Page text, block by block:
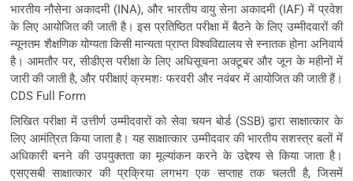
भारतीय नौसेना अकादमी (INA), और भारतीय वायु सेना अकादमी (IAF) में प्रवेश
के लिए आयोजित की जाती है। इस प्रतिष्ठित परीक्षा में बैठने के लिए उम्मीदवारों की
न्यूनतम शैक्षणिक योग्यता किसी मान्यता प्राप्त विश्वविद्यालय से स्नातक होना अनिवार्य
है। आमतौर पर, सीडीएस परीक्षा के लिए अधिसूचना अक्टूबर और जून के महीनों में
जारी की जाती है, और परीक्षाएं क्रमशः फरवरी और नवंबर में आयोजित की जाती हैं।
CDS Full Form
लिखित परीक्षा में उत्तीर्ण उम्मीदवारों को सेवा चयन बोर्ड (SSB) द्वारा साक्षात्कार के
लिए आमंत्रित किया जाता है। यह साक्षात्कार उम्मीदवार की भारतीय सशस्त्र बलों में
अधिकारी बनने की उपयुक्तता का मूल्यांकन करने के उद्देश्य से किया जाता है।
एसएसबी साक्षात्कार की प्रक्रिया लगभग एक सप्ताह तक चलती है, जिसमें